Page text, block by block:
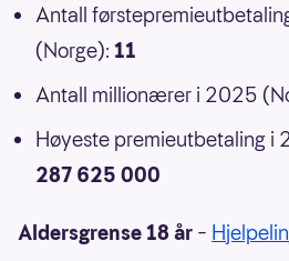
Antall
(Norge): 11
Antall millionærer i 2025
Høyeste premieutbetaling i
287 625 000
Aldersgrense 18 år –